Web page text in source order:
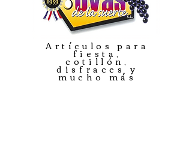
Artículos para
fiesta,
cotillón,
disfraces y
mucho más